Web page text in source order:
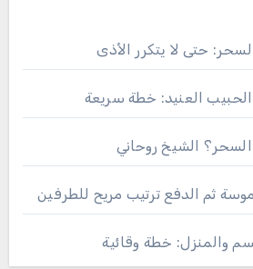
حتى لا يتكرر الأذى
العنيد: خطة سريعة
الشيخ روحاني
ثم الدفع ترتيب مريح للطرفين
والمنزل: خطة وقائية